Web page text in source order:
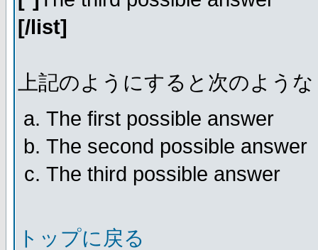
[/list]
上記のようにすると次のよう
The first possible answer
The second possible answer
The third possible answer
トップに戻る